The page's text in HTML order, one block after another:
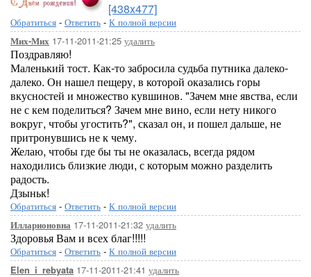
[438x477]
Обратиться - Ответить - К полной версии
Мих-Мих 17-11-2011-21:25 удалить
Поздравляю!
Маленький тост. Как-то забросила судьба путника далеко-
далеко. Он нашел пещеру, в которой оказались горы
вкусностей и множество кувшинов. "Зачем мне явства, если
не с кем поделиться? Зачем мне вино, если нету никого
вокруг, чтобы угостить?", сказал он, и пошел дальше, не
притронувшись не к чему.
Желаю, чтобы где бы ты не оказалась, всегда рядом
находились близкие люди, с которым можно разделить
радость.
Дзыньк!
Обратиться - Ответить - К полной версии
Илларионовна 17-11-2011-21:32 удалить
Здоровья Вам и всех благ!!!!!
Обратиться - Ответить - К полной версии
Elen_i_rebyata 17-11-2011-21:41 удалить